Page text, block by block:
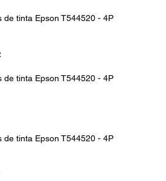
de tinta Epson T544520 - 4P
de tinta Epson T544520 - 4P
de tinta Epson T544520 - 4P